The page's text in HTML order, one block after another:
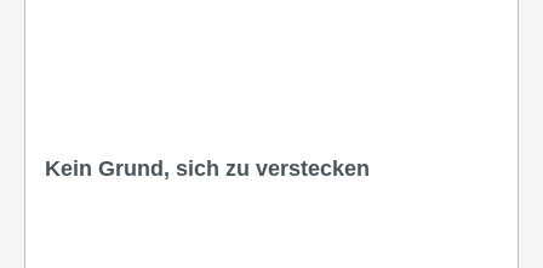
Kein Grund, sich zu verstecken